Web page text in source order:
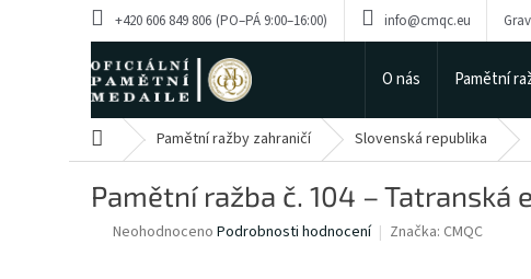
+420 606 849 806 info@cmqc.eu
O nás Pamětní
Domů Pamětní ražby zahraničí Slovenská republika
Pamětní ražba č. 104 – Tatranská
Průměrné
Neohodnoceno Podrobnosti hodnocení Značka: CMQC